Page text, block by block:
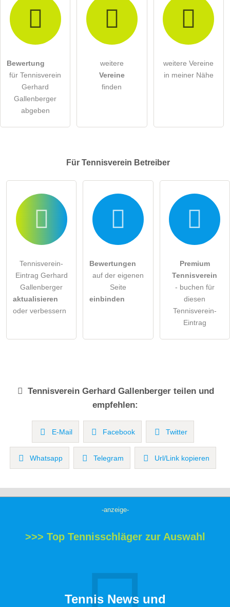
Bewertung
für Tennisverein
Gerhard
Gallenberger
abgeben
weitere
Vereine
finden
weitere Vereine
in meiner Nähe
Für Tennisverein Betreiber
Tennisverein-
Eintrag Gerhard
Gallenberger
aktualisieren
oder verbessern
Bewertungen
auf der eigenen
Seite
einbinden
Premium
Tennisverein
- buchen für
diesen
Tennisverein-
Eintrag
TennisvereinGerhard Gallenberger teilen und
empfehlen:
E-Mail Facebook Twitter
Whatsapp Telegram Url/Link kopieren
-anzeige-
>>> Top Tennisschläger zur Auswahl
Tennis News und